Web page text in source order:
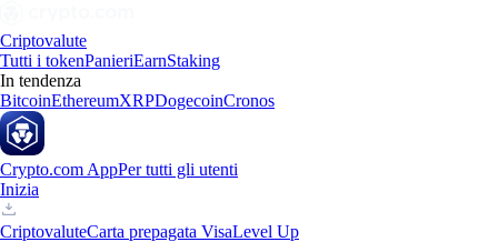
Criptovalute
Tutti i tokenPanieriEarnStaking
In tendenza
BitcoinEthereumXRPDogecoinCronos
Crypto.com AppPer tutti gli utenti
Inizia
CriptovaluteCarta prepagata VisaLevel Up